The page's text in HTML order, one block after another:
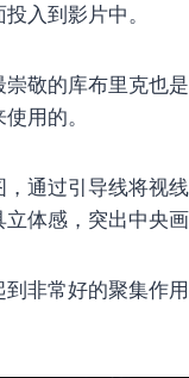
入到影片中。
敬的库布里克也
用的。
通过引导线将视
体感，突出中央画
非常好的聚集作